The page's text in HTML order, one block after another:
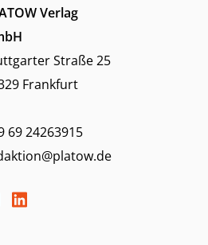
Verlag
Straße 25
Frankfurt
69 24263915